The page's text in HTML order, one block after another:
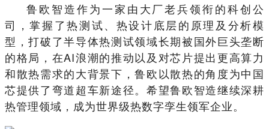
鲁欧智造作为一家由大厂老兵领衔的科创公
司，掌握了热测试、热设计底层的原理及分析模
型，打破了半导体热测试领域长期被国外巨头垄断
的格局，在AI浪潮的推动以及对芯片提出更高算力
和散热需求的大背景下，鲁欧以散热的角度为中国
芯提供了弯道超车新途径。希望鲁欧智造继续深耕
热管理领域，成为世界级热数字孪生领军企业。